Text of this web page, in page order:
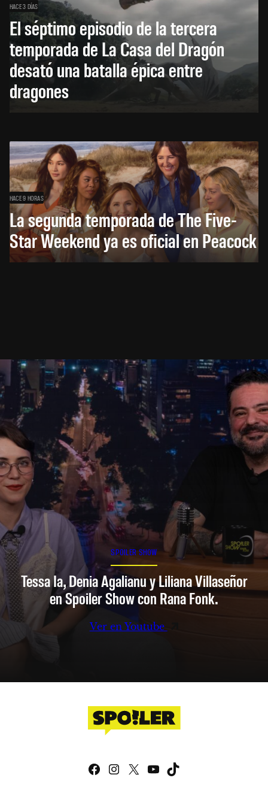
HACE 3 DÍAS
El séptimo episodio de la tercera
temporada de La Casa del Dragón
desató una batalla épica entre
dragones
HACE 9 HORAS
La segunda temporada de The Five-
Star Weekend ya es oficial en Peacock
SPOILER SHOW
Tessa Ia, Denia Agalianu y Liliana Villaseñor
en Spoiler Show con Rana Fonk.
Ver en Youtube
Facebook
Instagram
X YouTube